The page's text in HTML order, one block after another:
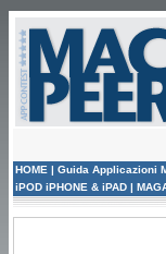
HOME | Guida Applicazioni
iPOD iPHONE & iPAD |